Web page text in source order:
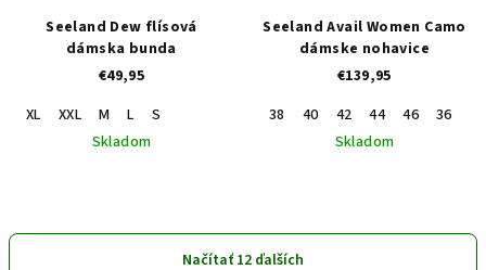
Seeland Dew flísová
dámska bunda
€49,95
XL
XXL M L
S
Skladom
Seeland Avail Women Camo
dámske nohavice
€139,95
38
40 42 44 46 36
Skladom
Načítať 12 ďalších